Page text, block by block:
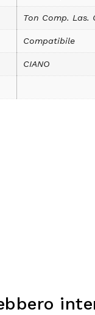
Ton Comp. Las.
Compatibile
CIANO